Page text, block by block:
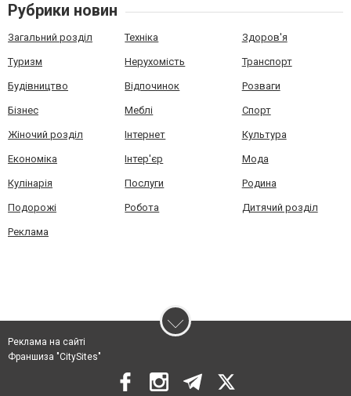
Рубрики новин
Загальний розділ Техніка Здоров'я
Туризм Нерухомість Транспорт
Будівництво Відпочинок Розваги
Бізнес Меблі Спорт
Жіночий розділ Інтернет Культура
Економіка Інтер'єр Мода
Кулінарія Послуги Родина
Подорожі Робота Дитячий розділ
Реклама
Реклама на сайті
Франшиза "CitySites"